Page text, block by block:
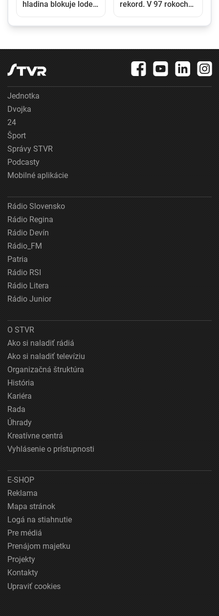
hladina blokuje lode a
rekord. V 97 rokoch
Jednotka
Dvojka
24
Šport
Správy STVR
Podcasty
Mobilné aplikácie
Rádio Slovensko
Rádio Regina
Rádio Devín
Rádio_FM
Patria
Rádio RSI
Rádio Litera
Rádio Junior
O STVR
Ako si naladiť rádiá
Ako si naladiť televíziu
Organizačná štruktúra
História
Kariéra
Rada
Úhrady
Kreatívne centrá
Vyhlásenie o prístupnosti
E-SHOP
Reklama
Mapa stránok
Logá na stiahnutie
Pre médiá
Prenájom majetku
Projekty
Kontakty
Upraviť cookies